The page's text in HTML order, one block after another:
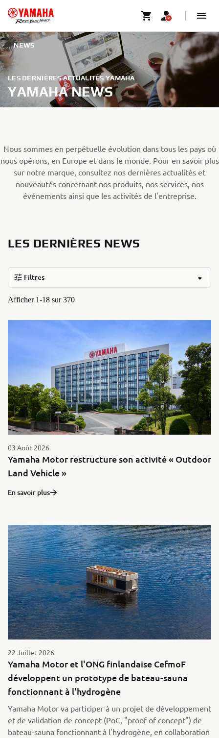
NEWS
LES DERNIÈRES ACTUALITÉS YAMAHA
YAMAHA NEWS
Nous sommes en perpétuelle évolution dans tous les pays où
nous opérons, en Europe et dans le monde. Pour en savoir plus
sur notre marque, consultez nos dernières actualités et
nouveautés concernant nos produits, nos services, nos
événements ainsi que les activités de l'entreprise.
LES DERNIÈRES NEWS
Filtres
Afficher 1-18 sur 370
03 Août 2026
Yamaha Motor restructure son activité « Outdoor
Land Vehicle »
En savoir plus
22 Juillet 2026
Yamaha Motor et l'ONG finlandaise CefmoF
développent un prototype de bateau-sauna
fonctionnant à l'hydrogène
Yamaha Motor va participer à un projet de développement
et de validation de concept (PoC, "proof of concept") de
bateau-sauna fonctionnant à l'hydrogène, en collaboration